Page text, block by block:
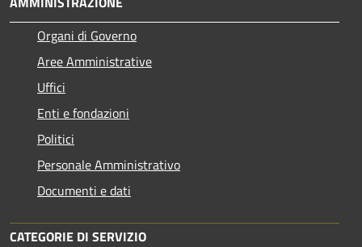
Organi di Governo
Aree Amministrative
Uffici
Enti e fondazioni
Politici
Personale Amministrativo
Documenti e dati
CATEGORIE DI SERVIZIO